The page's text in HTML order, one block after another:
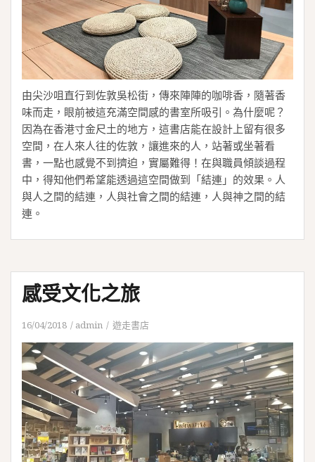
由尖沙咀直行到佐敦吳松街，傳來陣陣的咖啡香，隨著香
味而走，眼前被這充滿空間感的書室所吸引。為什麼呢？
因為在香港寸金尺土的地方，這書店能在設計上留有很多
空間，在人來人往的佐敦，讓進來的人，站著或坐著看
書，一點也感覺不到擠迫，實屬難得！在與職員傾談過程
中，得知他們希望能透過這空間做到「結連」的效果。人
與人之間的結連，人與社會之間的結連，人與神之間的結
連。
感受文化之旅
16/04/2018 admin 遊走書店